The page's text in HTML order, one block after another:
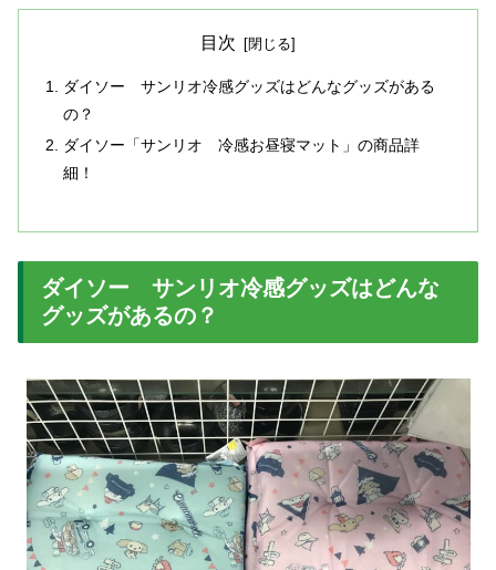
目次
ダイソー サンリオ冷感グッズはどんなグッズがある
の？
ダイソー「サンリオ 冷感お昼寝マット」の商品詳
細！
ダイソー サンリオ冷感グッズはどんな
グッズがあるの？